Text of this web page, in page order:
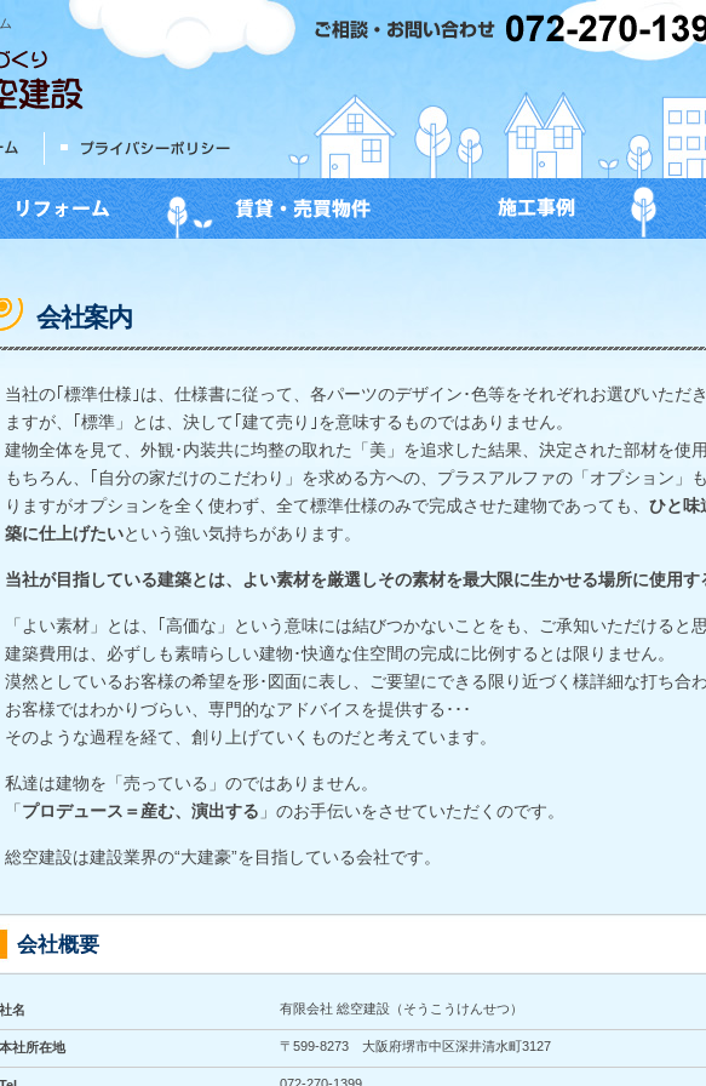
会社案内
当社の｢標準仕様｣は、仕様書に従って、各パーツのデザイン･色等をそれぞれお選びいただ
ますが、｢標準」とは、決して｢建て売り｣を意味するものではありません。
建物全体を見て、外観･内装共に均整の取れた「美」を追求した結果、決定された部材を使用
もちろん、｢自分の家だけのこだわり」を求める方への、プラスアルファの「オプション」
りますがオプションを全く使わず、全て標準仕様のみで完成させた建物であっても、 ひと味
築に仕上げたいという強い気持ちがあります。
当社が目指している建築とは、よい素材を厳選しその素材を最大限に生かせる場所に使用す
「よい素材」とは、｢高価な」という意味には結びつかないことをも、ご承知いただけると思
建築費用は、必ずしも素晴らしい建物･快適な住空間の完成に比例するとは限りません。
漠然としているお客様の希望を形･図面に表し、ご要望にできる限り近づく様詳細な打ち合わ
お客様ではわかりづらい、専門的なアドバイスを提供する･･･
そのような過程を経て、創り上げていくものだと考えています。
私達は建物を「売っている」のではありません。
「プロデュース＝産む、演出する 」のお手伝いをさせていただくのです。
総空建設は建設業界の“大建豪”を目指している会社です。
会社概要
社名 有限会社 総空建設（そうこうけんせつ）
本社所在地 〒599-8273 大阪府堺市中区深井清水町3127